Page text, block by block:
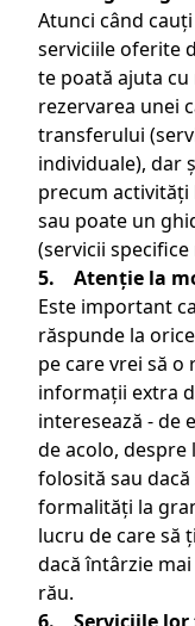
Atunci când
serviciile oferite
te poată ajuta
rezervarea unei
transferului
individuale), dar
precum
sau poate un
(servicii
5. Atenție la
Este important
răspunde la
pe care vrei să o
informații extra
interesează - de
de acolo,
folosită sau
formalități la
lucru de care să
dacă întârzie
rău.